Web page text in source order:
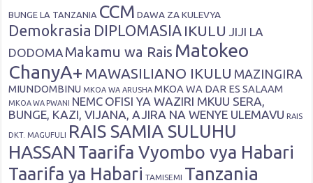
BUNGE LA TANZANIA CCM DAWA ZA KULEVYA
Demokrasia DIPLOMASIA IKULU JIJI LA
DODOMA Makamu wa Rais Matokeo
ChanyA+ MAWASILIANO IKULU MAZINGIRA
MIUNDOMBINU MKOA WA ARUSHA MKOA WA DAR ES SALAAM
MKOA WA PWANI NEMC OFISI YA WAZIRI MKUU SERA,
BUNGE, KAZI, VIJANA, AJIRA NA WENYE ULEMAVU RAIS
DKT. MAGUFULI RAIS SAMIA SULUHU
HASSAN Taarifa Vyombo vya Habari
Taarifa ya Habari TAMISEMI Tanzania